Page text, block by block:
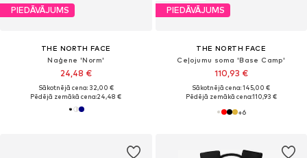
PIEDĀVĀJUMS
THE NORTH FACE
Naģene 'Norm'
24,48 €
Sākotnējā cena: 32,00 €
Pēdējā zemākā cena:24,48 €
PIEDĀVĀJUMS
THE NORTH FACE
Ceļojumu soma 'Base Camp'
110,93 €
Sākotnējā cena: 145,00 €
Pēdējā zemākā cena:110,93 €
+6